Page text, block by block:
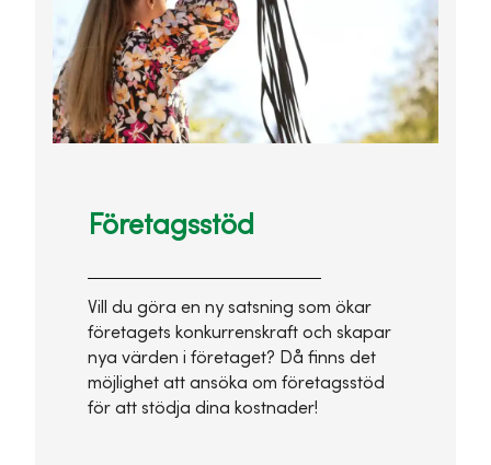
Företagsstöd
Vill du göra en ny satsning som ökar
företagets konkurrenskraft och skapar
nya värden i företaget? Då finns det
möjlighet att ansöka om företagsstöd
för att stödja dina kostnader!